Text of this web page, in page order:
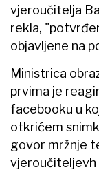
vjeroučitelja
rekla,
objavljene na
Ministrica
prvima je
facebooku u
otkrićem
govor mržnje
vjeroučiteljevh